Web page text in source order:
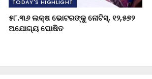
TODAY'S HIGHLIGHT
୫୮.୩୬ ଲକ୍ଷ ଭୋଟରଙ୍କୁ ନୋଟିସ୍‌, ୧୨,୫୭୨
ଅଯୋଗ୍ୟ ଘୋଷିତ